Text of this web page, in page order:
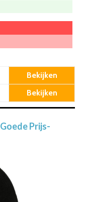
Bekijken
Bekijken
Prijs-